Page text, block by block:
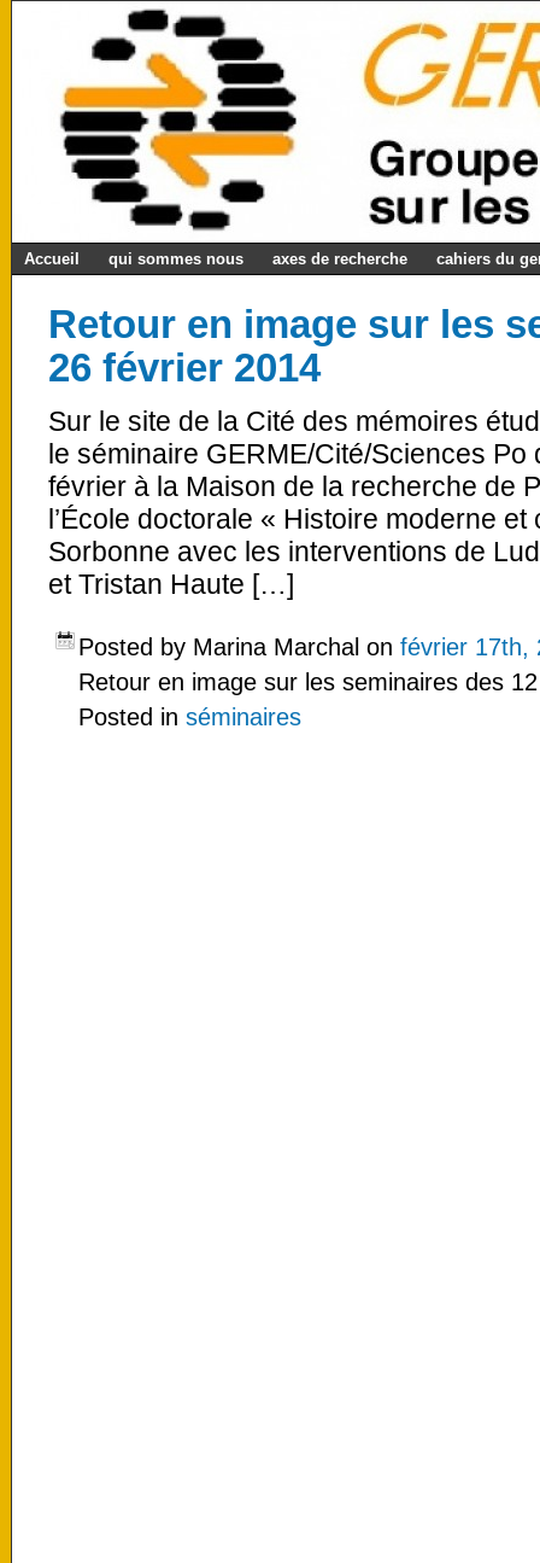
Accueil qui sommes nous axes de recherche cahiers du
Retour en image sur les
26 février 2014
Sur le site de la Cité des mémoires
le séminaire GERME/Cité/Sciences
février à la Maison de la recherche de
l’École doctorale « Histoire moderne
Sorbonne avec les interventions de
et Tristan Haute […]
Posted by Marina Marchal on février 17th,
Retour en image sur les seminaires des
Posted in séminaires